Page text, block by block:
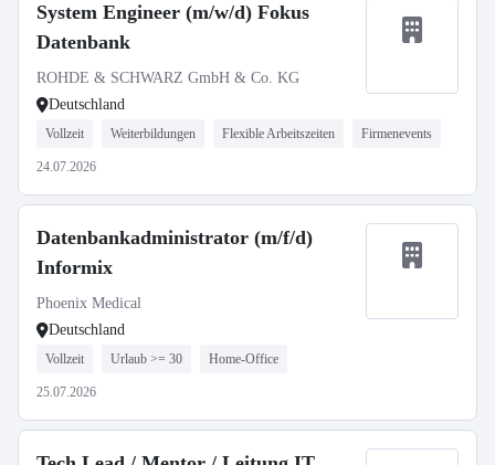
System Engineer (m/w/d) Fokus
Datenbank
ROHDE & SCHWARZ GmbH & Co. KG
Deutschland
Vollzeit Weiterbildungen Flexible Arbeitszeiten Firmenevents
24.07.2026
Datenbankadministrator (m/f/d)
Informix
Phoenix Medical
Deutschland
Vollzeit Urlaub >= 30 Home-Office
25.07.2026